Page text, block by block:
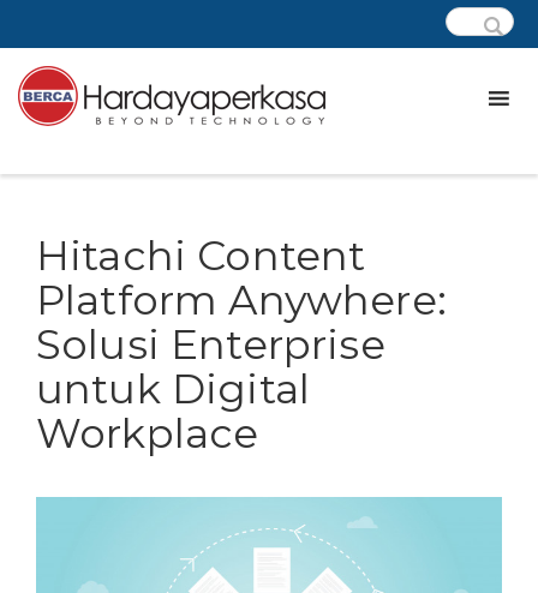
Hitachi Content
Platform Anywhere:
Solusi Enterprise
untuk Digital
Workplace